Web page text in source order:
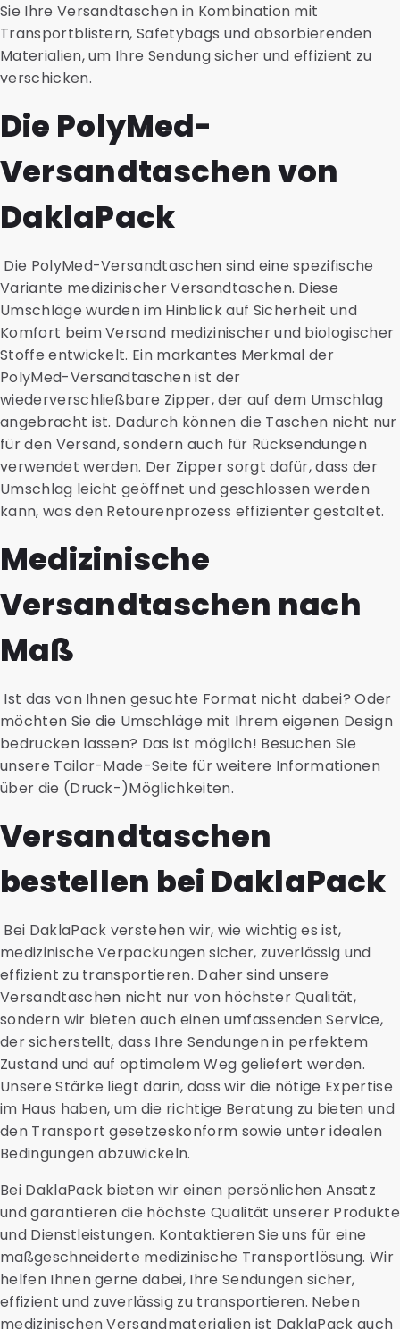
Sie Ihre Versandtaschen in Kombination mit
Transportblistern, Safetybags und absorbierenden
Materialien, um Ihre Sendung sicher und effizient zu
verschicken.
Die PolyMed-
Versandtaschen von
DaklaPack
Die PolyMed-Versandtaschen sind eine spezifische
Variante medizinischer Versandtaschen. Diese
Umschläge wurden im Hinblick auf Sicherheit und
Komfort beim Versand medizinischer und biologischer
Stoffe entwickelt. Ein markantes Merkmal der
PolyMed-Versandtaschen ist der
wiederverschließbare Zipper, der auf dem Umschlag
angebracht ist. Dadurch können die Taschen nicht nur
für den Versand, sondern auch für Rücksendungen
verwendet werden. Der Zipper sorgt dafür, dass der
Umschlag leicht geöffnet und geschlossen werden
kann, was den Retourenprozess effizienter gestaltet.
Medizinische
Versandtaschen nach
Maß
Ist das von Ihnen gesuchte Format nicht dabei? Oder
möchten Sie die Umschläge mit Ihrem eigenen Design
bedrucken lassen? Das ist möglich! Besuchen Sie
unsere Tailor-Made-Seite für weitere Informationen
über die (Druck-)Möglichkeiten.
Versandtaschen
bestellen bei DaklaPack
Bei DaklaPack verstehen wir, wie wichtig es ist,
medizinische Verpackungen sicher, zuverlässig und
effizient zu transportieren. Daher sind unsere
Versandtaschen nicht nur von höchster Qualität,
sondern wir bieten auch einen umfassenden Service,
der sicherstellt, dass Ihre Sendungen in perfektem
Zustand und auf optimalem Weg geliefert werden.
Unsere Stärke liegt darin, dass wir die nötige Expertise
im Haus haben, um die richtige Beratung zu bieten und
den Transport gesetzeskonform sowie unter idealen
Bedingungen abzuwickeln.
Bei DaklaPack bieten wir einen persönlichen Ansatz
und garantieren die höchste Qualität unserer Produkte
und Dienstleistungen. Kontaktieren Sie uns für eine
maßgeschneiderte medizinische Transportlösung. Wir
helfen Ihnen gerne dabei, Ihre Sendungen sicher,
effizient und zuverlässig zu transportieren. Neben
medizinischen Versandmaterialien ist DaklaPack auch